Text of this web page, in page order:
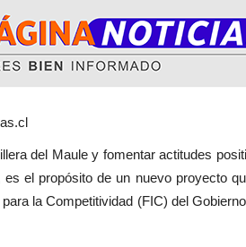
Maule y fomentar actitudes
el propósito de un nuevo proyecto
la Competitividad (FIC) del
Espectáculos